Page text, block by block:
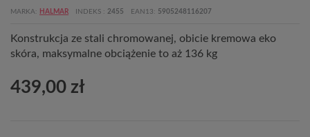
MARKA HALMAR INDEKS 2455 EAN13 5905248116207
Konstrukcja ze stali chromowanej, obicie kremowa eko
skóra, maksymalne obciążenie to aż 136 kg
439,00 zł